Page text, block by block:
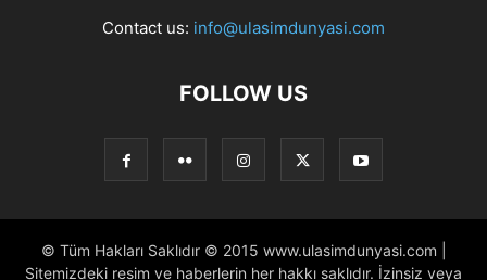
Contact us: info@ulasimdunyasi.com
FOLLOW US
© Tüm Hakları Saklıdır © 2015 www.ulasimdunyasi.com |
Sitemizdeki resim ve haberlerin her hakkı saklıdır. İzinsiz veya